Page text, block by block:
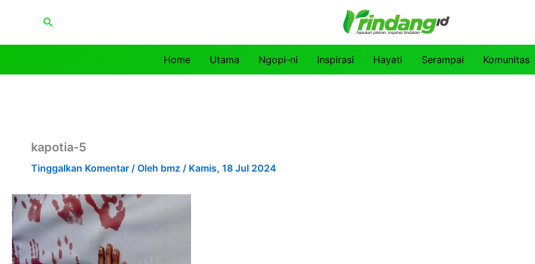
Cari
Home Utama Ngopi-ni Inspirasi Hayati Serampai Komunitas
kapotia-5
Tinggalkan Komentar / Oleh bmz / Kamis, 18 Jul 2024